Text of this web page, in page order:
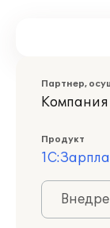
Партнер,
Компания
Продукт